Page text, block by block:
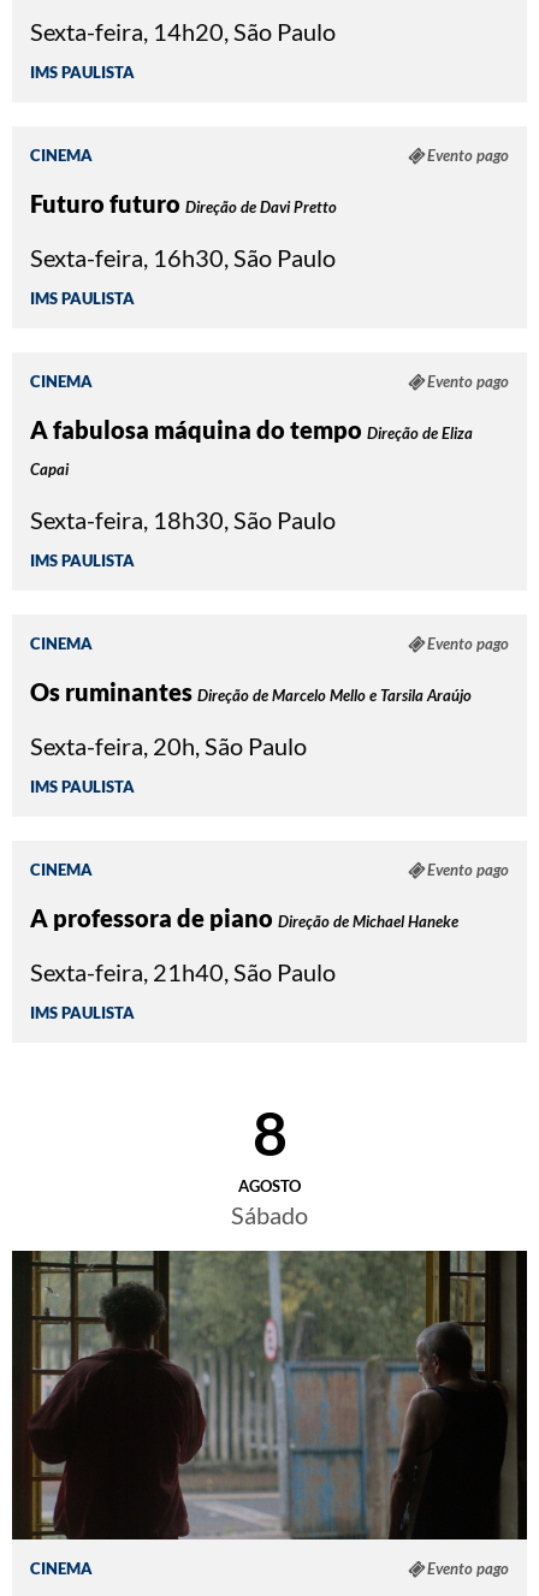
Sexta-feira, 14h20, São Paulo
IMS PAULISTA
CINEMA Evento pago
Futuro futuro Direção de Davi Pretto
Sexta-feira, 16h30, São Paulo
IMS PAULISTA
CINEMA Evento pago
A fabulosa máquina do tempo Direção de Eliza
Capai
Sexta-feira, 18h30, São Paulo
IMS PAULISTA
CINEMA Evento pago
Os ruminantes Direção de Marcelo Mello e Tarsila Araújo
Sexta-feira, 20h, São Paulo
IMS PAULISTA
CINEMA Evento pago
A professora de piano Direção de Michael Haneke
Sexta-feira, 21h40, São Paulo
IMS PAULISTA
8
AGOSTO
Sábado
CINEMA Evento pago